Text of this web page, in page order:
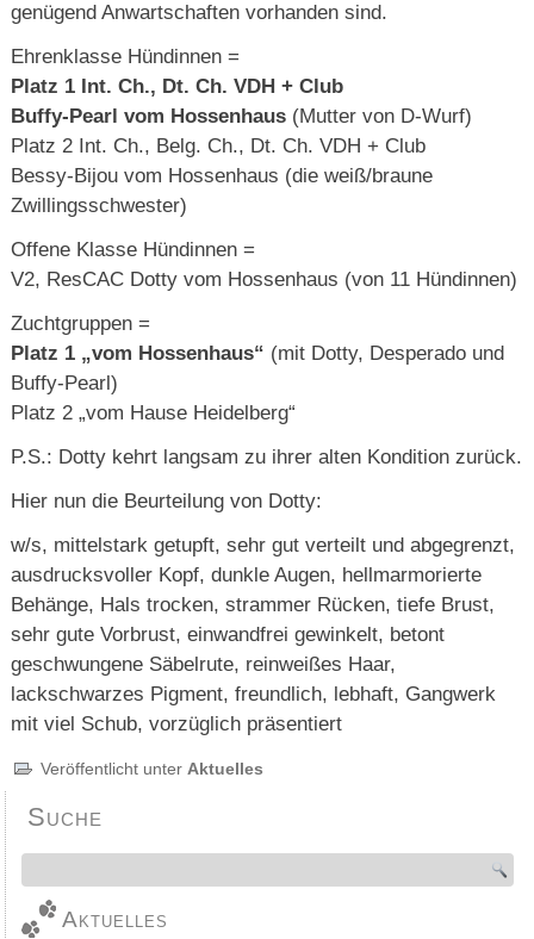
genügend Anwartschaften vorhanden sind.
Ehrenklasse Hündinnen =
Platz 1 Int. Ch., Dt. Ch. VDH + Club
Buffy-Pearl vom Hossenhaus (Mutter von D-Wurf)
Platz 2 Int. Ch., Belg. Ch., Dt. Ch. VDH + Club
Bessy-Bijou vom Hossenhaus (die weiß/braune
Zwillingsschwester)
Offene Klasse Hündinnen =
V2, ResCAC Dotty vom Hossenhaus (von 11 Hündinnen)
Zuchtgruppen =
Platz 1 „vom Hossenhaus“ (mit Dotty, Desperado und
Buffy-Pearl)
Platz 2 „vom Hause Heidelberg“
P.S.: Dotty kehrt langsam zu ihrer alten Kondition zurück.
Hier nun die Beurteilung von Dotty:
w/s, mittelstark getupft, sehr gut verteilt und abgegrenzt,
ausdrucksvoller Kopf, dunkle Augen, hellmarmorierte
Behänge, Hals trocken, strammer Rücken, tiefe Brust,
sehr gute Vorbrust, einwandfrei gewinkelt, betont
geschwungene Säbelrute, reinweißes Haar,
lackschwarzes Pigment, freundlich, lebhaft, Gangwerk
mit viel Schub, vorzüglich präsentiert
Veröffentlicht unter Aktuelles
Suche
Aktuelles